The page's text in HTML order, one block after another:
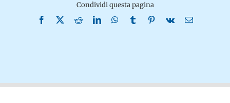
Condividi questa pagina
Facebook
X RedditLinkedInWhatsApp
TumblrPinterest
Vk Email